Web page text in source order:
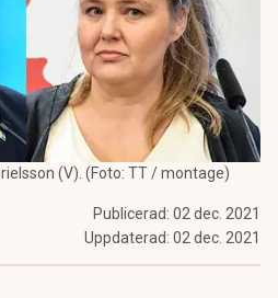
(V). (Foto: TT / montage)
Publicerad: 02 dec. 2021
Uppdaterad: 02 dec. 2021